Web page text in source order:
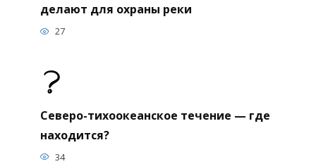
делают для охраны реки
27
Северо-тихоокеанское течение — где
находится?
34